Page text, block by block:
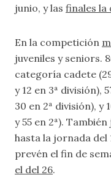
junio, y las finales la
En la competición
juveniles y seniors.
categoría cadete
y 12 en 3ª división),
30 en 2ª división), y
y 55 en 2ª).
hasta la jornada del
prevén el fin de
el del 26.